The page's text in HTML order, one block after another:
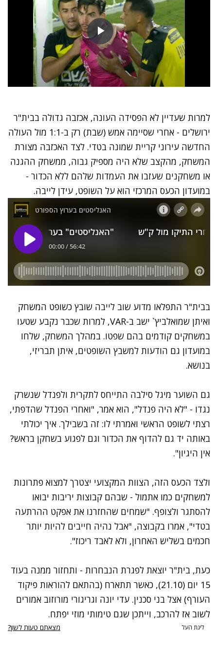
למרות שעדיין לא הפסידה העונה, אכזבה גדולה בבית"ר
ירושלים - אחרי שסיימה אמש (שבת) רק ב-1:1 מול העולה
החדשה עירוני קריית שמונה בטדי. לצד האכזבה מצורת
המשחק, מהקצב שלא היה מספיק גבוה, ממשחק ההגנה
או משחקנים שעזבו את העמדות שלהם ללא הכדור -
במועדון הכעס המרכזי הוא על השופט, עידן לייבה.
בבית"ר התפלאו מדוע שוב לייבה שובץ כשופט המשחק
ואיתן שמואלביץ` ישב ב-VAR, למרות שכבר נקבע שטעו
במשחקים קודמים בהם שפטו. במהלך המשחק, שלחו
במועדון גם הודעות למשבץ השופטים, איתן תבריזי,
בנושא.
גם השוער מיגל סילבה התייחס לתקרית ולפנדל שנשרק
נגדו - "לא היה פנדל", הוא אמר, "ואחרי הפנדל שהדפתי,
רצתי לשופט הראשי ואמרתי לו: זה בשבילך. איך יכולתי
באותה יד גם להדוף את הכדור וגם לפגוע בשחקן בראש?
אין היגיון".
ולצד הכעס הזה, הצוות המקצועי יצטרך למצוא פתרונות
למשחקים כמו אתמול - שבהם קבוצות יריבות יבואו
להסתגר ולצופף. "שמחים שהחזרנו את אפקט ההרתעה
בטדי", אמרו בקבוצה, "אבל נהיה חייבים להיות יותר
חכמים בשליש האחרון, ולא לאבד ריכוז".
כעת, בית"ר יוצאת לפגרת הנבחרות - ותחזור ממנה בעוד
15 יום (21.10), כאשר תתארח (בהתאם להוראות פיקוד
העורף) אצל בני סכנין. עדי יונה וגריגורי מורוזוב אמורים
לשוב אז להרכב, וייתכן שגם טימותי מוזי יפתח.
ליגת העל מצאתם טעות לשון?